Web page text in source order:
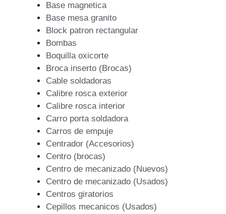
Base magnetica
Base mesa granito
Block patron rectangular
Bombas
Boquilla oxicorte
Broca inserto (Brocas)
Cable soldadoras
Calibre rosca exterior
Calibre rosca interior
Carro porta soldadora
Carros de empuje
Centrador (Accesorios)
Centro (brocas)
Centro de mecanizado (Nuevos)
Centro de mecanizado (Usados)
Centros giratorios
Cepillos mecanicos (Usados)